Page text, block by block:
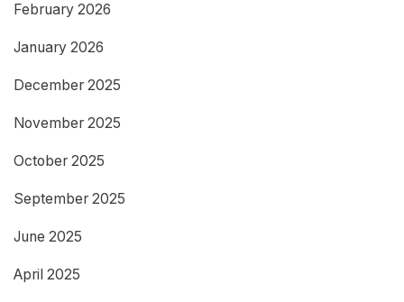
February 2026
January 2026
December 2025
November 2025
October 2025
September 2025
June 2025
April 2025